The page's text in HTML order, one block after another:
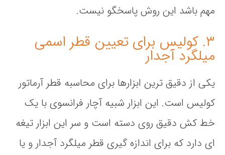
مهم باشد این روش پاسخگو نیست.
۳. کولیس برای تعیین قطر اسمی
میلگرد آجدار
یکی از دقیق ترین ابزارها برای محاسبه قطر آرماتور
کولیس است. این ابزار شبیه آچار فرانسوی با یک
خط کش دقیق روی دسته است و سر این ابزار تیغه
ای دارد که برای اندازه گیری قطر میلگرد آجدار و یا